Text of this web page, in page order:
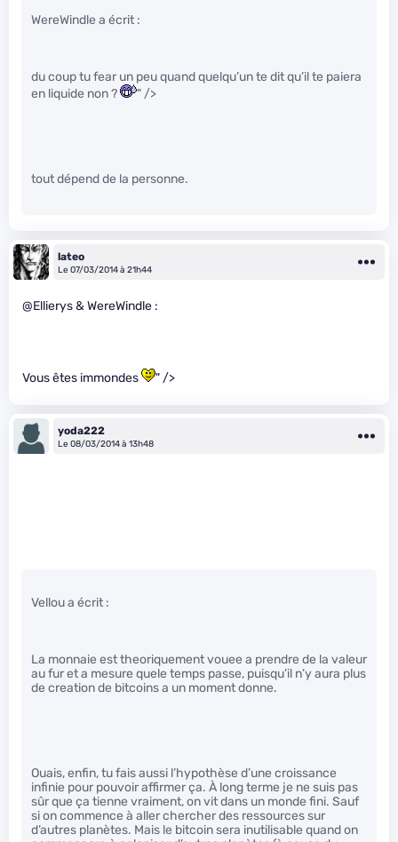
WereWindle a écrit :
du coup tu fear un peu quand quelqu’un te dit qu’il te paiera
en liquide non ?
" />
tout dépend de la personne.
lateo
Le 07/03/2014 à 21h44
@Ellierys & WereWindle :
Vous êtes immondes " />
yoda222
Le 08/03/2014 à 13h48
Vellou a écrit :
La monnaie est theoriquement vouee a prendre de la valeur
au fur et a mesure quele temps passe, puisqu’il n’y aura plus
de creation de bitcoins a un moment donne.
Ouais, enfin, tu fais aussi l’hypothèse d’une croissance
infinie pour pouvoir affirmer ça. À long terme je ne suis pas
sûr que ça tienne vraiment, on vit dans un monde fini. Sauf
si on commence à aller chercher des ressources sur
d’autres planètes. Mais le bitcoin sera inutilisable quand on